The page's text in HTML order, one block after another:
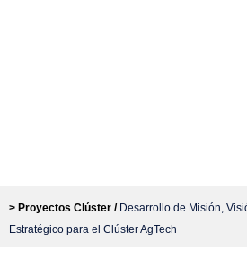
> Proyectos Clúster / Desarrollo de Misión,
Estratégico para el Clúster AgTech